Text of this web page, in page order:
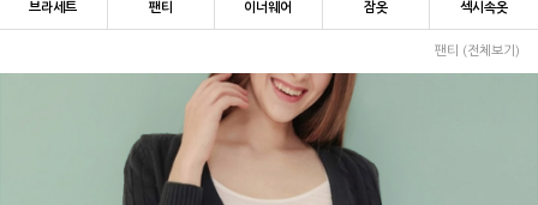
브라세트 팬티 이너웨어 잠옷 섹시속옷
팬티 (전체보기)